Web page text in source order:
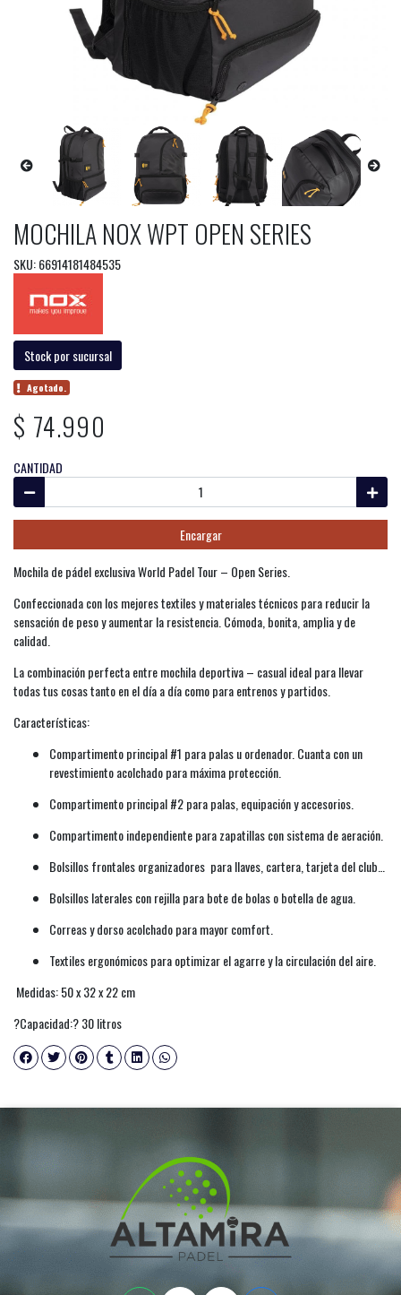
MOCHILA NOX WPT OPEN SERIES
SKU: 66914181484535
Stock por sucursal
Agotado.
$ 74.990
CANTIDAD
Encargar
Mochila de pádel exclusiva World Padel Tour – Open Series.
Confeccionada con los mejores textiles y materiales técnicos para reducir la
sensación de peso y aumentar la resistencia. Cómoda, bonita, amplia y de
calidad.
La combinación perfecta entre mochila deportiva – casual ideal para llevar
todas tus cosas tanto en el día a día como para entrenos y partidos.
Características:
Compartimento principal #1 para palas u ordenador. Cuanta con un
revestimiento acolchado para máxima protección.
Compartimento principal #2 para palas, equipación y accesorios.
Compartimento independiente para zapatillas con sistema de aeración.
Bolsillos frontales organizadores para llaves, cartera, tarjeta del club…
Bolsillos laterales con rejilla para bote de bolas o botella de agua.
Correas y dorso acolchado para mayor comfort.
Textiles ergonómicos para optimizar el agarre y la circulación del aire.
Medidas: 50 x 32 x 22 cm
?Capacidad:? 30 litros